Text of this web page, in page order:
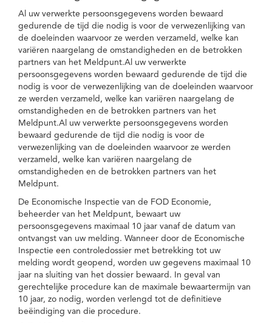
Al uw verwerkte persoonsgegevens worden bewaard
gedurende de tijd die nodig is voor de verwezenlijking van
de doeleinden waarvoor ze werden verzameld, welke kan
variëren naargelang de omstandigheden en de betrokken
partners van het Meldpunt.Al uw verwerkte
persoonsgegevens worden bewaard gedurende de tijd die
nodig is voor de verwezenlijking van de doeleinden waarvoor
ze werden verzameld, welke kan variëren naargelang de
omstandigheden en de betrokken partners van het
Meldpunt.Al uw verwerkte persoonsgegevens worden
bewaard gedurende de tijd die nodig is voor de
verwezenlijking van de doeleinden waarvoor ze werden
verzameld, welke kan variëren naargelang de
omstandigheden en de betrokken partners van het
Meldpunt.
De Economische Inspectie van de FOD Economie,
beheerder van het Meldpunt, bewaart uw
persoonsgegevens maximaal 10 jaar vanaf de datum van
ontvangst van uw melding. Wanneer door de Economische
Inspectie een controledossier met betrekking tot uw
melding wordt geopend, worden uw gegevens maximaal 10
jaar na sluiting van het dossier bewaard. In geval van
gerechtelijke procedure kan de maximale bewaartermijn van
10 jaar, zo nodig, worden verlengd tot de definitieve
beëindiging van die procedure.